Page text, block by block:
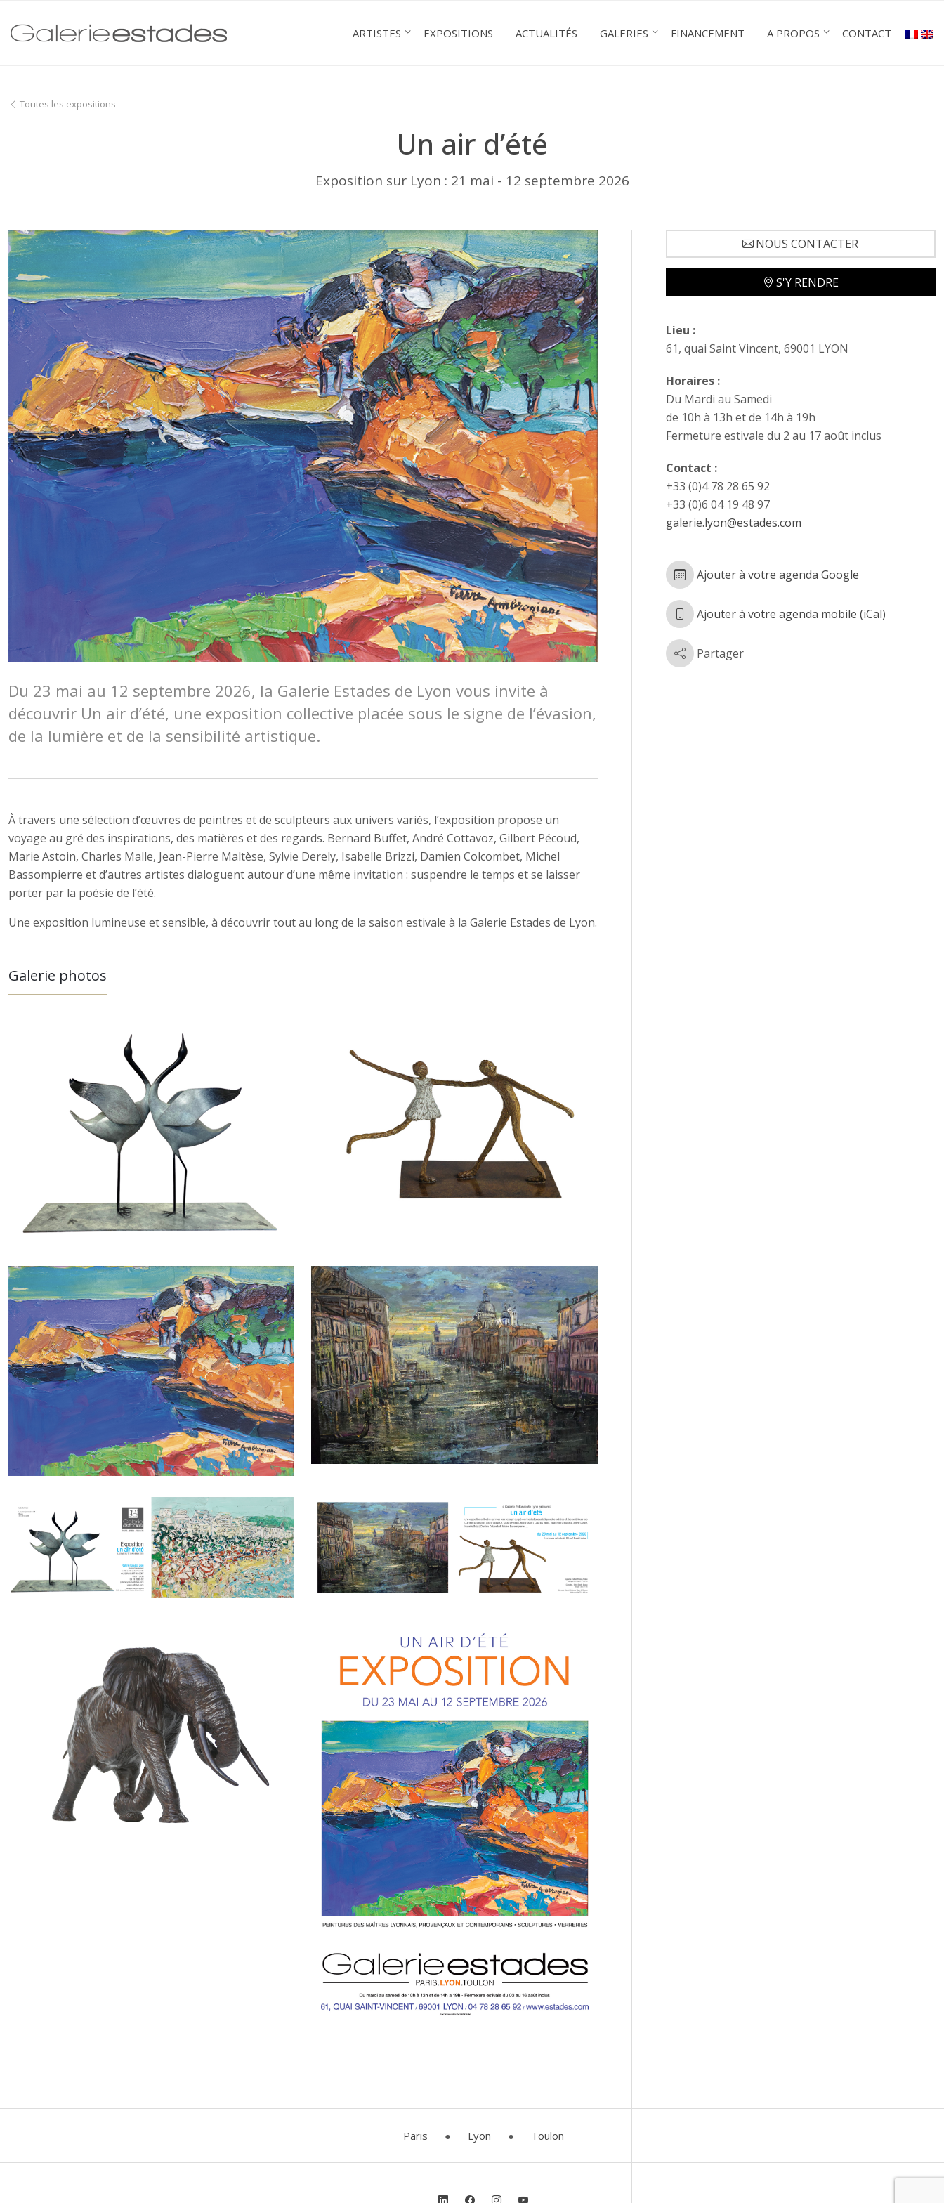
ARTISTES EXPOSITIONS ACTUALITÉS GALERIES FINANCEMENT A PROPOS CONTACT
Toutes les expositions
Un air d’été
Exposition sur Lyon : 21 mai - 12 septembre 2026
Du 23 mai au 12 septembre 2026, la Galerie Estades de Lyon vous invite à
découvrir Un air d’été, une exposition collective placée sous le signe de l’évasion,
de la lumière et de la sensibilité artistique.
À travers une sélection d’œuvres de peintres et de sculpteurs aux univers variés, l’exposition propose un
voyage au gré des inspirations, des matières et des regards. Bernard Buffet, André Cottavoz, Gilbert Pécoud,
Marie Astoin, Charles Malle, Jean-Pierre Maltèse, Sylvie Derely, Isabelle Brizzi, Damien Colcombet, Michel
Bassompierre et d’autres artistes dialoguent autour d’une même invitation : suspendre le temps et se laisser
porter par la poésie de l’été.
Une exposition lumineuse et sensible, à découvrir tout au long de la saison estivale à la Galerie Estades de Lyon.
Galerie photos
NOUS CONTACTER
S'Y RENDRE
Lieu :
61, quai Saint Vincent, 69001 LYON
Horaires :
Du Mardi au Samedi
de 10h à 13h et de 14h à 19h
Fermeture estivale du 2 au 17 août inclus
Contact :
+33 (0)4 78 28 65 92
+33 (0)6 04 19 48 97
galerie.lyon@estades.com
Ajouter à votre agenda Google
Ajouter à votre agenda mobile (iCal)
Partager
Paris ● Lyon ● Toulon